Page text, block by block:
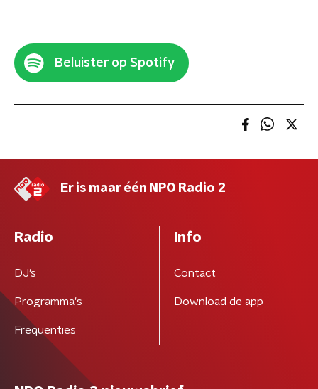
Beluister op Spotify
Er is maar één NPO Radio 2
Radio
DJ’s
Programma's
Frequenties
Info
Contact
Download de app